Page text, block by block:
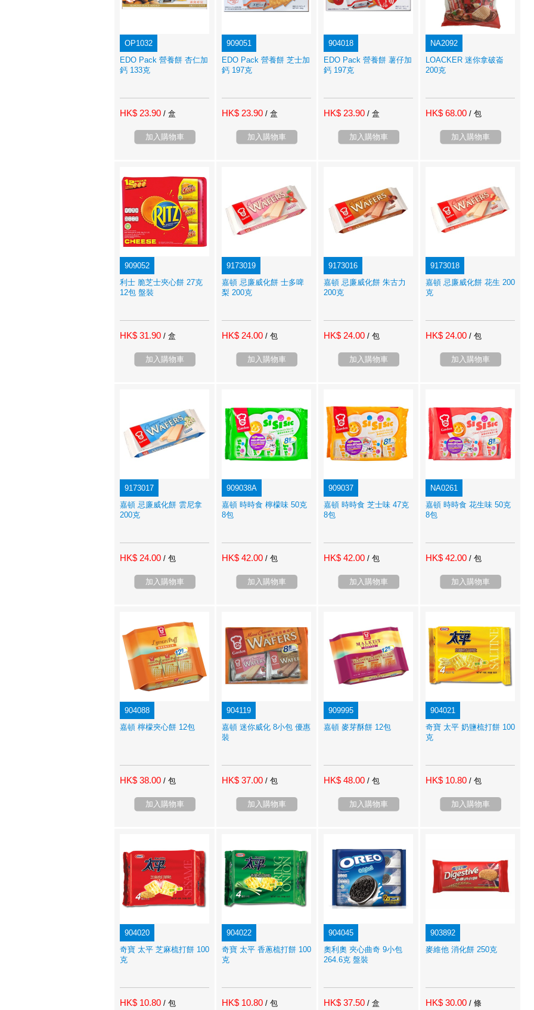
OP1032
EDO Pack 營養餅 杏仁加
鈣 133克
HK$ 23.90 / 盒
加入購物車
909051
EDO Pack 營養餅 芝士加
鈣 197克
HK$ 23.90 / 盒
加入購物車
904018
EDO Pack 營養餅 薯仔加
鈣 197克
HK$ 23.90 / 盒
加入購物車
NA2092
LOACKER 迷你拿破崙
200克
HK$ 68.00 / 包
加入購物車
909052
利士 脆芝士夾心餅 27克
12包 盤裝
HK$ 31.90 / 盒
加入購物車
9173019
嘉頓 忌廉威化餅 士多啤
梨 200克
HK$ 24.00 / 包
加入購物車
9173016
嘉頓 忌廉威化餅 朱古力
200克
HK$ 24.00 / 包
加入購物車
9173018
嘉頓 忌廉威化餅 花生 200
克
HK$ 24.00 / 包
加入購物車
9173017
嘉頓 忌廉威化餅 雲尼拿
200克
HK$ 24.00 / 包
加入購物車
909038A
嘉頓 時時食 檸檬味 50克
8包
HK$ 42.00 / 包
加入購物車
909037
嘉頓 時時食 芝士味 47克
8包
HK$ 42.00 / 包
加入購物車
NA0261
嘉頓 時時食 花生味 50克
8包
HK$ 42.00 / 包
加入購物車
904088
嘉頓 檸檬夾心餅 12包
HK$ 38.00 / 包
加入購物車
904119
嘉頓 迷你威化 8小包 優惠
裝
HK$ 37.00 / 包
加入購物車
909995
嘉頓 麥芽酥餅 12包
HK$ 48.00 / 包
加入購物車
904021
奇寶 太平 奶鹽梳打餅 100
克
HK$ 10.80 / 包
加入購物車
904020
奇寶 太平 芝麻梳打餅 100
克
HK$ 10.80 / 包
904022
奇寶 太平 香蔥梳打餅 100
克
HK$ 10.80 / 包
904045
奧利奧 夾心曲奇 9小包
264.6克 盤裝
HK$ 37.50 / 盒
903892
麥維他 消化餅 250克
HK$ 30.00 / 條